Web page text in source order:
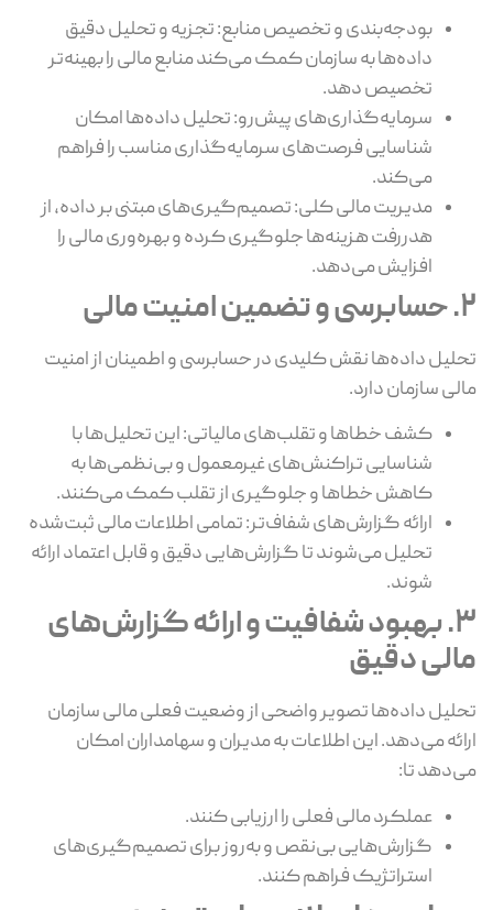
بودجه‌بندی و تخصیص منابع: تجزیه و تحلیل دقیق
داده‌ها به سازمان کمک می‌کند منابع مالی را بهینه‌تر
تخصیص دهد.
سرمایه‌گذاری‌های پیش‌رو: تحلیل داده‌ها امکان
شناسایی فرصت‌های سرمایه‌گذاری مناسب را فراهم
می‌کند.
مدیریت مالی کلی: تصمیم‌گیری‌های مبتنی بر داده، از
هدررفت هزینه‌ها جلوگیری کرده و بهره‌وری مالی را
افزایش می‌دهد.
2. حسابرسی و تضمین امنیت مالی
تحلیل داده‌ها نقش کلیدی در حسابرسی و اطمینان از امنیت
مالی سازمان دارد.
کشف خطاها و تقلب‌های مالیاتی: این تحلیل‌ها با
شناسایی تراکنش‌های غیرمعمول و بی‌نظمی‌ها به
کاهش خطاها و جلوگیری از تقلب کمک می‌کنند.
ارائه گزارش‌های شفاف‌تر: تمامی اطلاعات مالی ثبت‌شده
تحلیل می‌شوند تا گزارش‌هایی دقیق و قابل اعتماد ارائه
شوند.
3. بهبود شفافیت و ارائه گزارش‌های
مالی دقیق
تحلیل داده‌ها تصویر واضحی از وضعیت فعلی مالی سازمان
ارائه می‌دهد. این اطلاعات به مدیران و سهامداران امکان
می‌دهد تا:
عملکرد مالی فعلی را ارزیابی کنند.
گزارش‌هایی بی‌نقص و به‌روز برای تصمیم‌گیری‌های
استراتژیک فراهم کنند.